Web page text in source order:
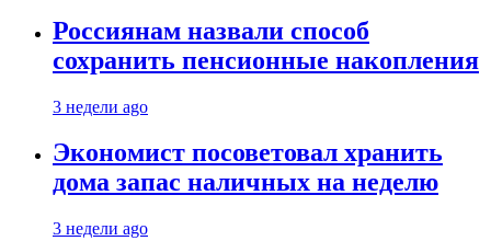
Россиянам назвали способ
сохранить пенсионные накопления
3 недели ago
Экономист посоветовал хранить
дома запас наличных на неделю
3 недели ago